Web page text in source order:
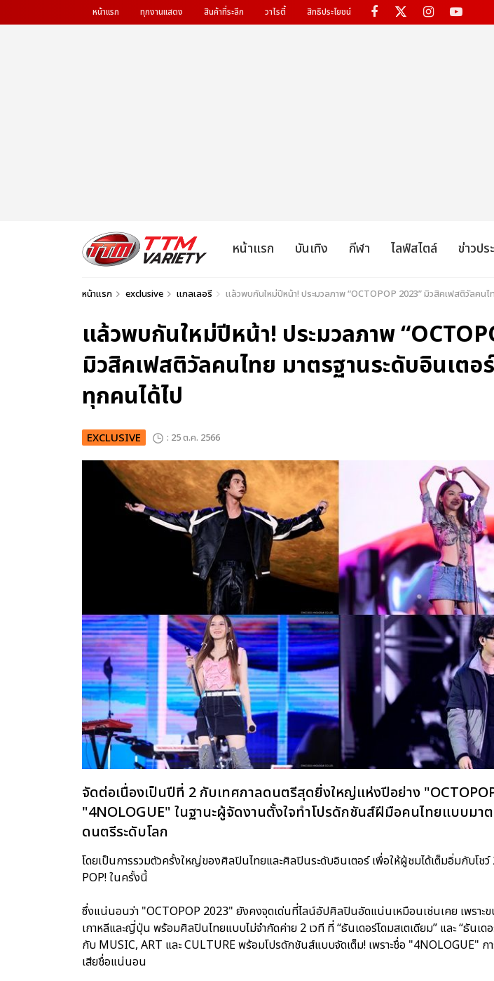
หน้าแรก ทุกงานแสดง สินค้าที่ระลึก วาไรตี้ สิทธิประโยชน์
หน้าแรก บันเทิง กีฬา ไลฟ์สไตล์ ข่าวป
หน้าแรก exclusive แกลเลอรี แล้วพบกันใหม่ปีหน้า! ประมวลภาพ “OCTOPOP 2023” มิวสิคเฟสติวัลคน
แล้วพบกันใหม่ปีหน้า! ประมวลภาพ
มิวสิคเฟสติวัลคนไทย มาตรฐานระดับอินเตอ
ทุกคนได้ไป
EXCLUSIVE : 25 ต.ค. 2566
จัดต่อเนื่องเป็นปีที่ 2 กับเทศกาลดนตรีสุดยิ่งใหญ่แห่งปีอย่าง
"4NOLOGUE" ในฐานะผู้จัดงานตั้งใจทำโปรดักชันส์ฝีมือคนไทยแบบมา
ดนตรีระดับโลก
โดยเป็นการรวมตัวครั้งใหญ่ของศิลปินไทยและศิลปินระดับอินเตอร์ เพื่อให้ผู้ชมได้เต็มอิ่มกับโช
POP! ในครั้งนี้
ซึ่งแน่นอนว่า "OCTOPOP 2023" ยังคงจุดเด่นที่ไลน์อัปศิลปินอัดแน่นเหมือนเช่นเคย เพราะ
เกาหลีและญี่ปุ่น พร้อมศิลปินไทยแบบไม่จำกัดค่าย 2 เวที ที่ “ธันเดอร์โดมสเตเดียม” และ “ธันเดอ
กับ MUSIC, ART และ CULTURE พร้อมโปรดักชันส์แบบจัดเต็ม! เพราะชื่อ "4NOLOGUE" กา
เสียชื่อแน่นอน